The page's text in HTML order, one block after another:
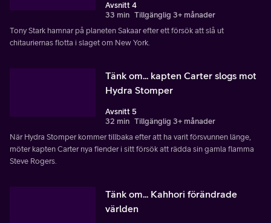
Avsnitt 4
33 min Tillgänglig 3+ månader
Tony Stark hamnar på planeten Sakaar efter ett försök att slå ut
chitauriernas flotta i slaget om New York.
Tänk om... kapten Carter slogs mot
Hydra Stomper
Avsnitt 5
32 min Tillgänglig 3+ månader
När Hydra Stomper kommer tillbaka efter att ha varit försvunnen länge,
möter kapten Carter nya fiender i sitt försök att rädda sin gamla flamma
Steve Rogers.
Tänk om... Kahhori förändrade
världen